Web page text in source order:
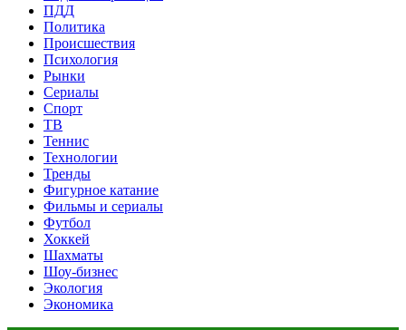
ПДД
Политика
Происшествия
Психология
Рынки
Сериалы
Спорт
ТВ
Теннис
Технологии
Тренды
Фигурное катание
Фильмы и сериалы
Футбол
Хоккей
Шахматы
Шоу-бизнес
Экология
Экономика